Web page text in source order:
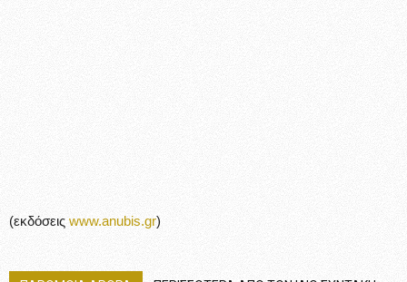
(εκδόσεις www.anubis.gr)